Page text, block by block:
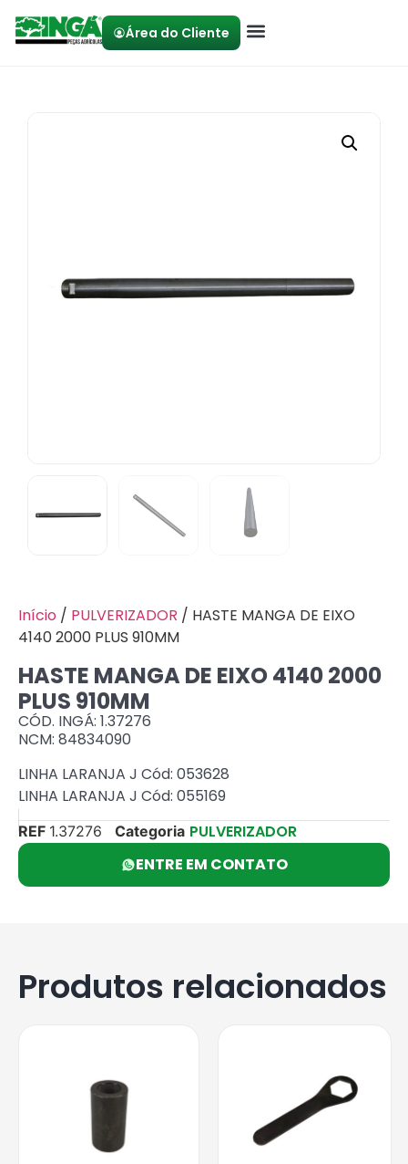
Área do Cliente
Início / PULVERIZADOR / HASTE MANGA DE EIXO
4140 2000 PLUS 910MM
HASTE MANGA DE EIXO 4140 2000
PLUS 910MM
CÓD. INGÁ: 1.37276
NCM: 84834090
LINHA LARANJA J Cód: 053628
LINHA LARANJA J Cód: 055169
REF 1.37276 Categoria PULVERIZADOR
ENTRE EM CONTATO
Produtos relacionados